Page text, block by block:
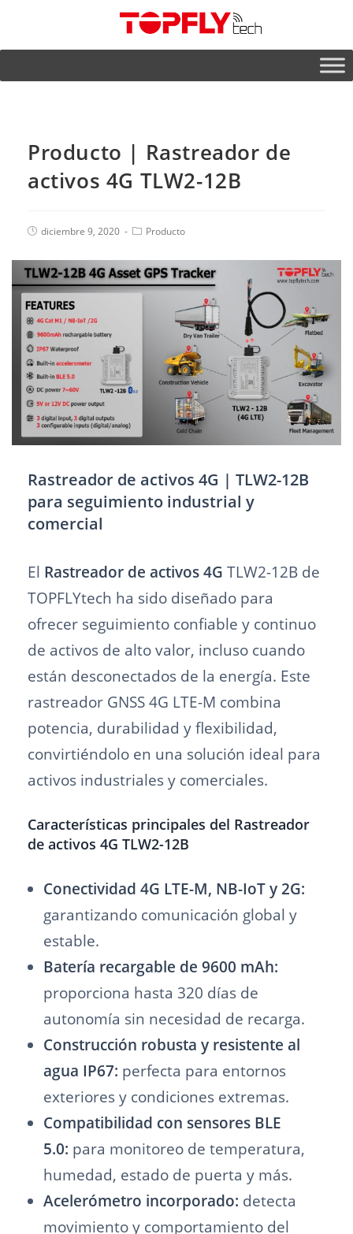
Producto | Rastreador de
activos 4G TLW2-12B
diciembre 9, 2020 Producto
Rastreador de activos 4G | TLW2-12B
para seguimiento industrial y
comercial
El Rastreador de activos 4G TLW2-12B de
TOPFLYtech ha sido diseñado para
ofrecer seguimiento confiable y continuo
de activos de alto valor, incluso cuando
están desconectados de la energía. Este
rastreador GNSS 4G LTE-M combina
potencia, durabilidad y flexibilidad,
convirtiéndolo en una solución ideal para
activos industriales y comerciales.
Características principales del Rastreador
de activos 4G TLW2-12B
Conectividad 4G LTE-M, NB-IoT y 2G:
garantizando comunicación global y
estable.
Batería recargable de 9600 mAh:
proporciona hasta 320 días de
autonomía sin necesidad de recarga.
Construcción robusta y resistente al
agua IP67: perfecta para entornos
exteriores y condiciones extremas.
Compatibilidad con sensores BLE
5.0: para monitoreo de temperatura,
humedad, estado de puerta y más.
Acelerómetro incorporado: detecta
movimiento y comportamiento del